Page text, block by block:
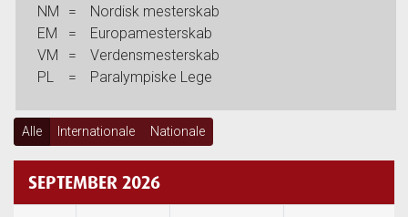
NM
=
Nordisk mesterskab
EM
=
Europamesterskab
VM
=
Verdensmesterskab
PL
= Paralympiske Lege
Alle Internationale Nationale
SEPTEMBER 2026